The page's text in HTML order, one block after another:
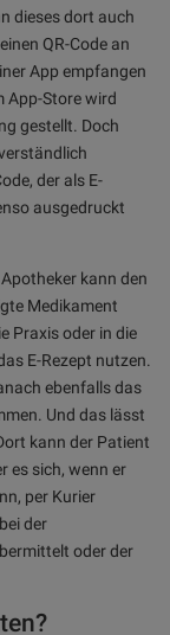
dieses dort auch
QR-Code an
App empfangen
App-Store wird
gestellt. Doch
der als E-
ausgedruckt
kann den
Medikament
Praxis oder in die
E-Rezept nutzen.
ebenfalls das
Und das lässt
kann der Patient
es sich, wenn er
per Kurier
der
oder der